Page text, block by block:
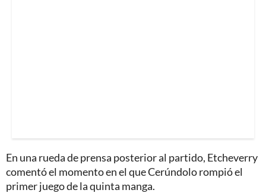
En una rueda de prensa posterior al partido, Etcheverry
comentó el momento en el que Cerúndolo rompió el
primer juego de la quinta manga.